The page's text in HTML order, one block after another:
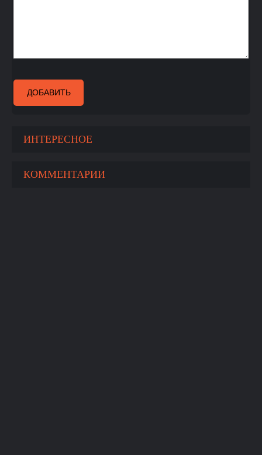
ДОБАВИТЬ
ИНТЕРЕСНОЕ
КОММЕНТАРИИ